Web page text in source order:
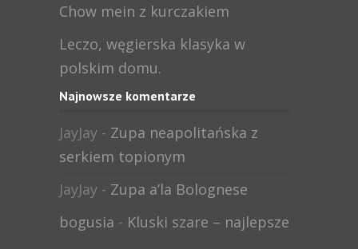
Chow mein z kurczakiem
Leczo, węgierska klasyka w
polskim domu.
Najnowsze komentarze
JayJay - Zupa neapolitańska z
serkiem topionym
JayJay - Zupa a’la Bolognese
bogusia - Kluski szare – najlepsze